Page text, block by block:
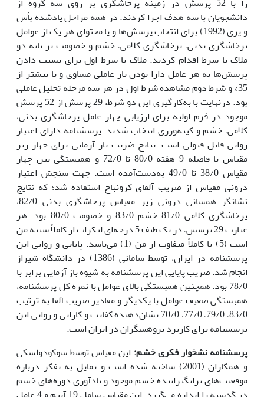
دانشجویان با سه هدف اجرا کردند. در همه مراحل یادشده بأس
و پری (1992) برای انتخاب پرسش‌ها و یا محتوای هر یک از عوامل
پرخاشگری بدنی، پرخاشگری کلامی، خشم و خصومت بر پایه دو
ملاک یا شرط اقدام کردند. ملاک یا شرط اول برای نسبت دادن
پرسش‌ها به هر عامل دارا بودن بار عاملی مساوی و یا بیشتر از
35% و شرط دوم مشاهده شرط اول در هر سه مرحله تحلیل عاملی
بود. درنهایت با به‌کارگیری این دو شرط، 29 پرسش از 52 پرسش
موجود در فرم اولیه برای ارزیابی چهار عامل پرخاشگری بدنی،
کلامی، خشم و کینه‌ورزی انتخاب شدند. پرسشنامه دارای اعتبار
روایی قابل قبولی است. نتایج ضریب باز آزمایی برای چهار زیر
مقیاس با فاصله 9 هفته 80/0 تا 72/0 و همبستگی بین چهار
مقیاس 38/0 تا 49/0 به‌دست‌آمده است. جهت سنجش اعتبار
درونی مقیاس از ضریب آلفای کرونباخ استفاده شد؛ که نتایج
نشانگر همسانی درونی زیر مقیاس پرخاشگری بدنی 82/0،
پرخاشگری کلامی 81/0 خشم 83/0 و خصومت 80/0 بود. هر
عبارت 29 پرسش، در یک طیف 5 درجه‌ای لیکرات از کاملاً شبیه من
است (5) تا کاملاً متفاوت از من (1) می‌باشد. پایایی و روایی این
پرسشنامه در ایران، توسط سامانی (1386) در دانشگاه شیراز
انجام شد.ضریب پایایی این پرسشنامه به شیوه باز آزمایی برابر با
78/0 بود. همچنین همبستگی بالای عوامل با نمره کل پرسشنامه،
همبستگی ضعیف عوامل با یکدیگر و مقادیر ضریب آلفا به ترتیب
83/0، 79/0، 77/0، 70/0 نشان‌دهنده کفایت و کارایی و روایی این
پرسشنامه برای کاربرد پژوهشگران در ایران است.
پرسشنامه نشخوار فکری خشم: این مقیاس توسط سوکودولسکی
و همکاران (2001) ساخته شده است و تمایل به تفکر درباره
موقعیت‌های برانگیزاننده خشم موجود و یادآوری دوره‌های خشم